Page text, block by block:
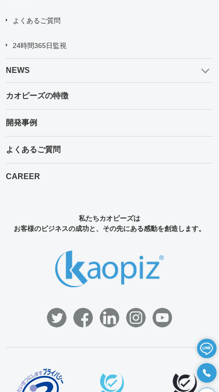
よくあるご質問
24時間365日監視
NEWS
カオピーズの特徴
開発事例
よくあるご質問
CAREER
私たちカオピーズは
お客様のビジネスの成功と、その先にある感動を創造します。